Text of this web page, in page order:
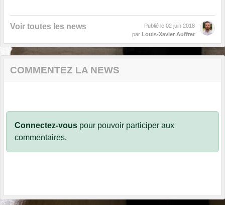
Voir toutes les news Publié le 02 juin 2018
par Louis-Xavier Auffret
COMMENTEZ LA NEWS
Connectez-vous pour pouvoir participer aux
commentaires.